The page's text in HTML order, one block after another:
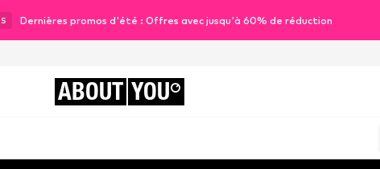
S Dernières promos d'été : Offres avec jusqu'à 60% de réduction
ABOUT YOU